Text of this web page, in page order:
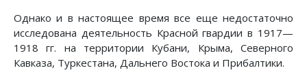
Однако и в настоящее время все еще недостаточно
исследована деятельность Красной гвардии в 1917—
1918 гг. на территории Кубани, Крыма, Северного
Кавказа, Туркестана, Дальнего Востока и Прибалтики.